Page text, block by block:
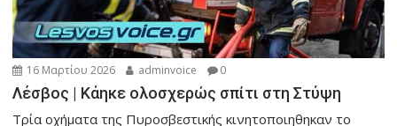
16 Μαρτίου 2026 adminvoice 0
Λέσβος | Κάηκε ολοσχερώς σπίτι στη Στύψη
Τρία οχήματα της Πυροσβεστικής κινητοποιηθηκαν το